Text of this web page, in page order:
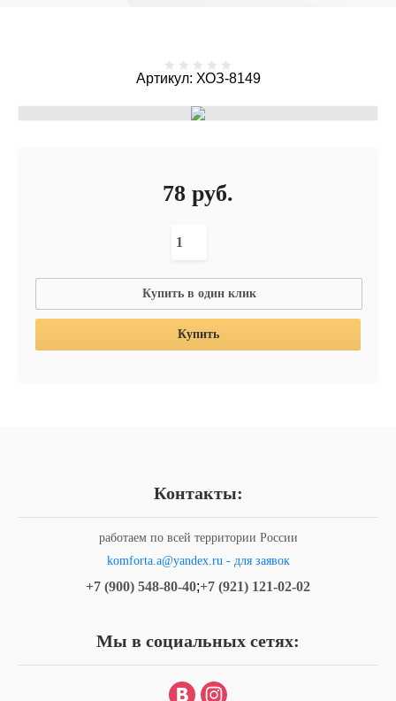
Артикул: ХОЗ-8149
78 руб.
Купить в один клик
Купить
Контакты:
работаем по всей территории России
komforta.a@yandex.ru - для заявок
+7 (900) 548-80-40;+7 (921) 121-02-02
Мы в социальных сетях: